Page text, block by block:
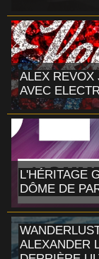
ALEX REVOX
AVEC
L'HÉRITAGE
DÔME DE
ALEXANDER